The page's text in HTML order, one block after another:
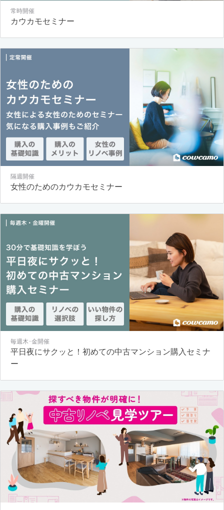
常時開催
カウカモセミナー
隔週開催
女性のためのカウカモセミナー
毎週木･金開催
平日夜にサクッと！初めての中古マンション購入セミナ
ー